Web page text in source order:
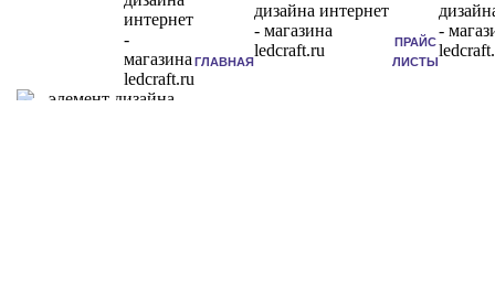
ГЛАВНАЯ
ПРАЙС
ЛИСТЫ